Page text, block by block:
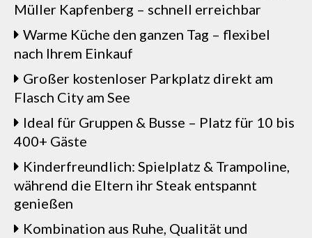
Müller Kapfenberg – schnell erreichbar
Warme Küche den ganzen Tag – flexibel
nach Ihrem Einkauf
Großer kostenloser Parkplatz direkt am
Flasch City am See
Ideal für Gruppen & Busse – Platz für 10 bis
400+ Gäste
Kinderfreundlich: Spielplatz & Trampoline,
während die Eltern ihr Steak entspannt
genießen
Kombination aus Ruhe, Qualität und